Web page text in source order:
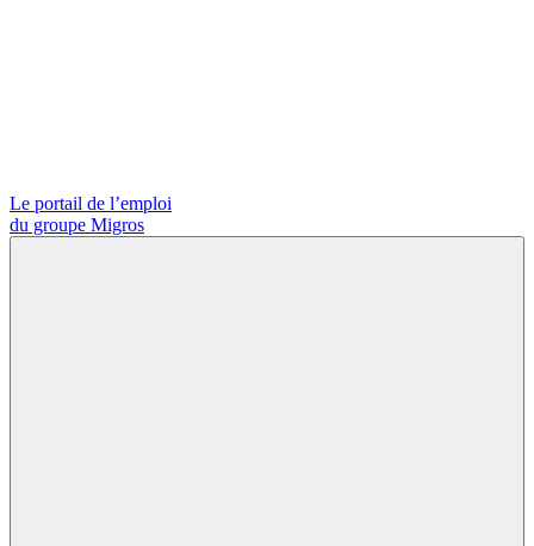
Le portail de l’emploi
du groupe Migros